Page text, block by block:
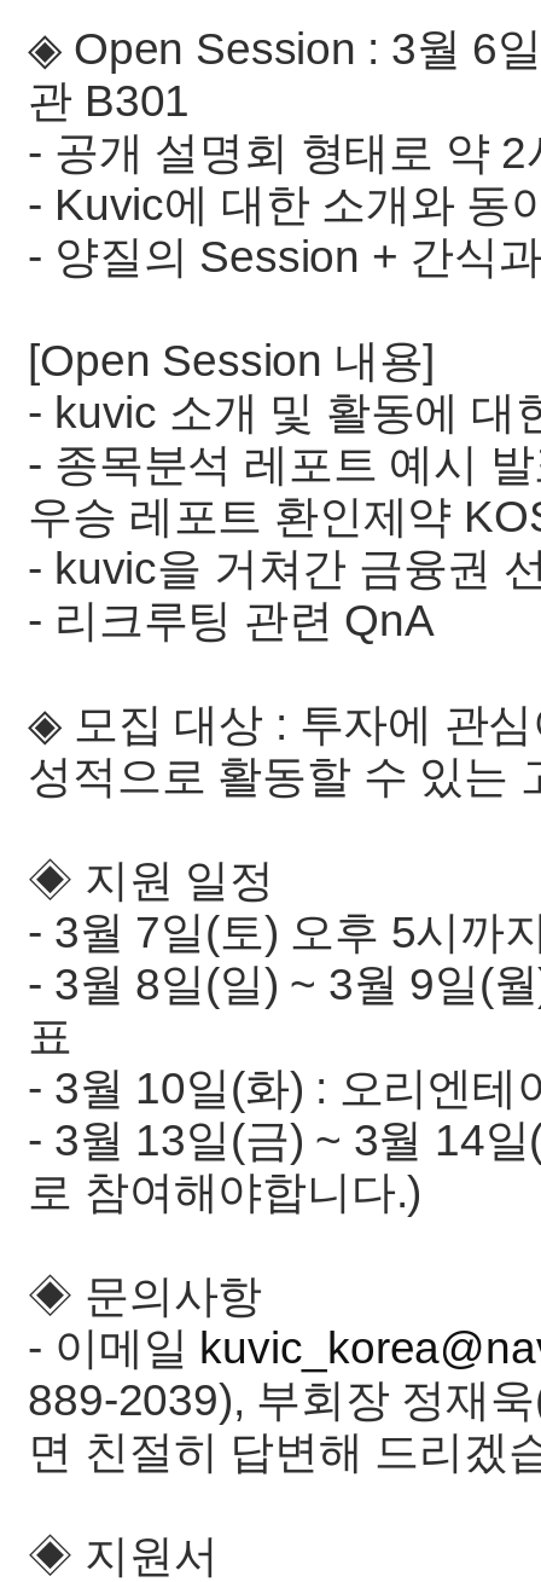
◈ Open Session : 3월 6
관 B301
- 공개 설명회 형태로 약
- Kuvic에 대한 소개와 동
- 양질의 Session + 간식
[Open Session 내용]
- kuvic 소개 및 활동에 대
- 종목분석 레포트 예시
우승 레포트 환인제약
- kuvic을 거쳐간 금융권
- 리크루팅 관련 QnA
◈ 모집 대상 : 투자에 관
성적으로 활동할 수 있는
◈ 지원 일정
- 3월 7일(토) 오후 5시까
- 3월 8일(일) ~ 3월 9일(
표
- 3월 10일(화) : 오리엔테
- 3월 13일(금) ~ 3월 14
로 참여해야합니다.)
◈ 문의사항
- 이메일
889-2039), 부회장 정재
면 친절히 답변해 드리겠
◈ 지원서